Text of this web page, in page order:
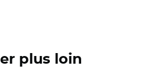
Twitterplus loin